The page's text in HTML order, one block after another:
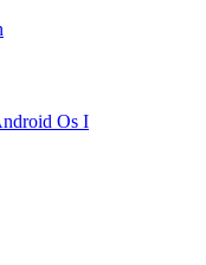
Os I